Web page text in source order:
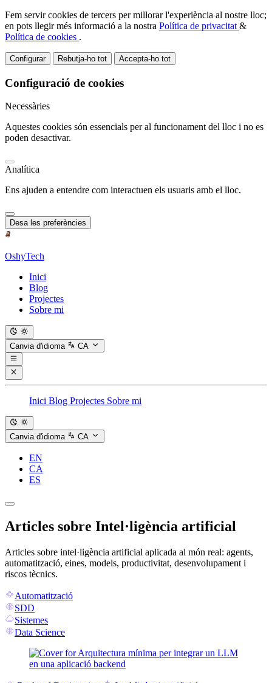
Fem servir cookies de tercers per millorar l'experiència al nostre lloc;
en pots llegir més informació a la nostra Política de privacitat &
Política de cookies .
Configurar Rebutja-ho tot Accepta-ho tot
Configuració de cookies
Necessàries
Aquestes cookies són essencials per al funcionament del lloc i no es
poden desactivar.
Analítica
Ens ajuden a entendre com interactuen els usuaris amb el lloc.
Desa les preferències
OshyTech
Inici
Blog
Projectes
Sobre mi
Canvia d'idioma CA
Inici Blog Projectes Sobre mi
Canvia d'idioma CA
EN
CA
ES
Articles sobre Intel·ligència artificial
Articles sobre intel·ligència artificial aplicada al món real: agents,
automatització, eines, models, productivitat, desenvolupament i
riscos tècnics.
Automatització
SDD
Sistemes
Data Science